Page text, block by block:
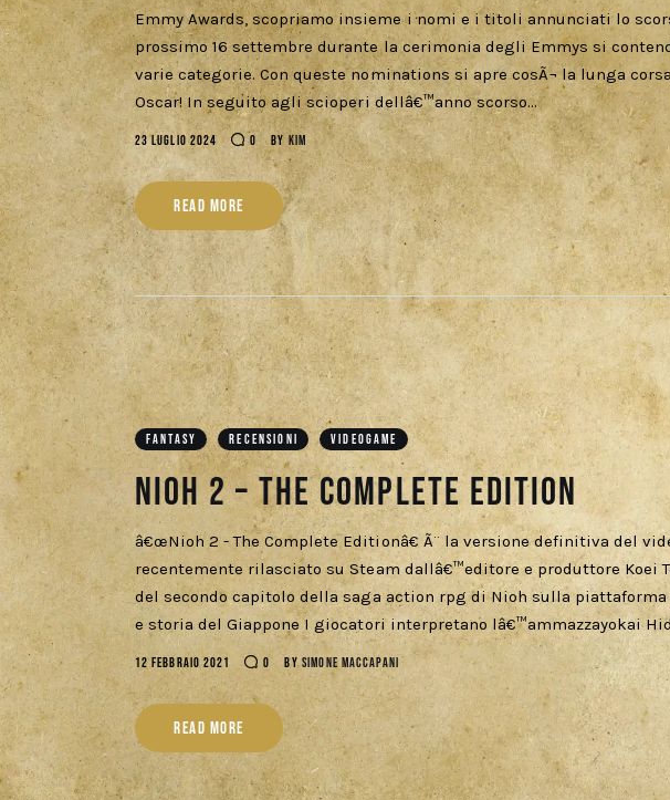
Emmy Awards, scopriamo insieme i nomi e i titoli annunciati lo
prossimo 16 settembre durante la cerimonia degli Emmys si
varie categorie. Con queste nominations si apre cosÃ¬ la lunga
Oscar! In seguito agli scioperi dellâ€™anno scorso…
23 LUGLIO 2024 0 BY KIM
READ MORE
FANTASY RECENSIONI VIDEOGAME
Nioh 2 – The Complete Edition
â€œNioh 2 - The Complete Editionâ€ Ã¨ la versione definitiva del
recentemente rilasciato su Steam dallâ€™editore e produttore Koei
del secondo capitolo della saga action rpg di Nioh sulla
e storia del Giappone I giocatori interpretano lâ€™ammazzayokai
12 FEBBRAIO 2021 0 BY SIMONE MACCAPANI
READ MORE